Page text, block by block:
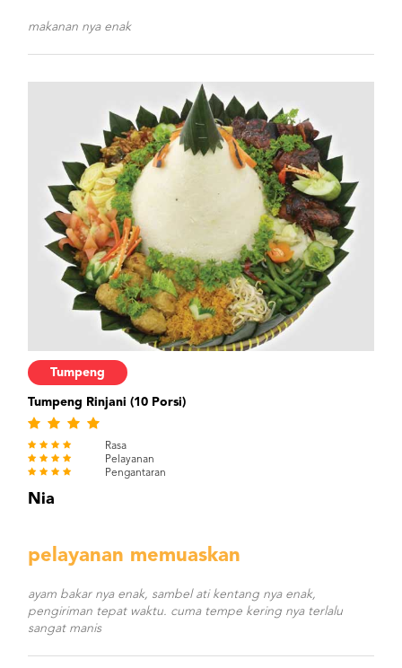
makanan nya enak
Tumpeng
Tumpeng Rinjani (10 Porsi)
Rasa
Pelayanan
Pengantaran
Nia
pelayanan memuaskan
ayam bakar nya enak, sambel ati kentang nya enak,
pengiriman tepat waktu. cuma tempe kering nya terlalu
sangat manis